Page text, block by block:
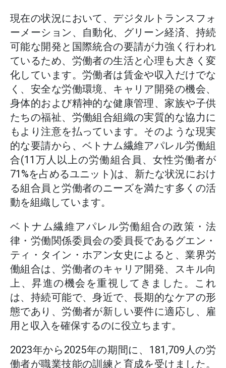
現在の状況において、デジタルトランスフォ
ーメーション、自動化、グリーン経済、持続
可能な開発と国際統合の要請が力強く行われ
ているため、労働者の生活と心理も大きく変
化しています。労働者は賃金や収入だけでな
く、安全な労働環境、キャリア開発の機会、
身体的および精神的な健康管理、家族や子供
たちの福祉、労働組合組織の実質的な協力に
もより注意を払っています。そのような現実
的な要請から、ベトナム繊維アパレル労働組
合(11万人以上の労働組合員、女性労働者が
71%を占めるユニット)は、新たな状況におけ
る組合員と労働者のニーズを満たす多くの活
動を組織しています。
ベトナム繊維アパレル労働組合の政策・法
律・労働関係委員会の委員長であるグエン・
ティ・タイン・ホアン女史によると、業界労
働組合は、労働者のキャリア開発、スキル向
上、昇進の機会を重視してきました。これ
は、持続可能で、身近で、長期的なケアの形
態であり、労働者が新しい要件に適応し、雇
用と収入を確保するのに役立ちます。
2023年から2025年の期間に、181,709人の労
働者が職業技能の訓練と育成を受けました。